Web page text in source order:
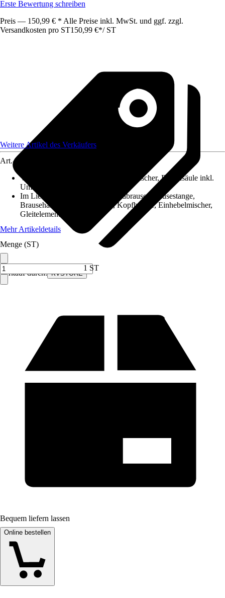
Erste Bewertung schreiben
Preis — 150,99 € * Alle Preise inkl. MwSt. und ggf. zzgl.
Versandkosten pro ST150,99 €*/ ST
Verkauf durch: KVSTORE
Weitere Artikel des Verkäufers
Art.-Nr.
Variante
Duschsäule inkl. Einhebelmischer, Duschsäule inkl.
Umsteller
Im Lieferumfang enthalten
Handbrause, Brausestange,
Brausehalter, Brauseschlauch, Kopfbrause, Einhebelmischer,
Gleitelement
Mehr Artikeldetails
Menge (ST)
1 ST
Bequem liefern lassen
Online bestellen